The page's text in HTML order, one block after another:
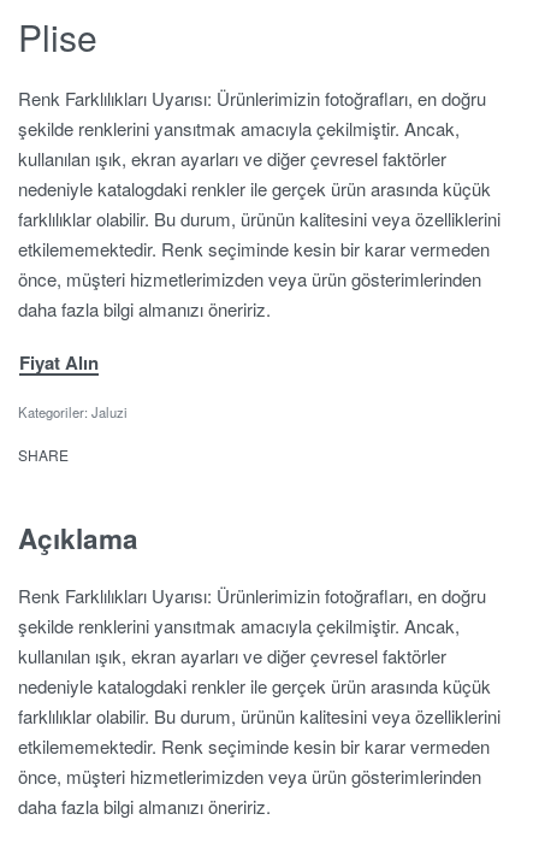
Plise
Renk Farklılıkları Uyarısı: Ürünlerimizin fotoğrafları, en doğru
şekilde renklerini yansıtmak amacıyla çekilmiştir. Ancak,
kullanılan ışık, ekran ayarları ve diğer çevresel faktörler
nedeniyle katalogdaki renkler ile gerçek ürün arasında küçük
farklılıklar olabilir. Bu durum, ürünün kalitesini veya özelliklerini
etkilememektedir. Renk seçiminde kesin bir karar vermeden
önce, müşteri hizmetlerimizden veya ürün gösterimlerinden
daha fazla bilgi almanızı öneririz.
Fiyat Alın
Kategoriler: Jaluzi
SHARE
Açıklama
Renk Farklılıkları Uyarısı: Ürünlerimizin fotoğrafları, en doğru
şekilde renklerini yansıtmak amacıyla çekilmiştir. Ancak,
kullanılan ışık, ekran ayarları ve diğer çevresel faktörler
nedeniyle katalogdaki renkler ile gerçek ürün arasında küçük
farklılıklar olabilir. Bu durum, ürünün kalitesini veya özelliklerini
etkilememektedir. Renk seçiminde kesin bir karar vermeden
önce, müşteri hizmetlerimizden veya ürün gösterimlerinden
daha fazla bilgi almanızı öneririz.